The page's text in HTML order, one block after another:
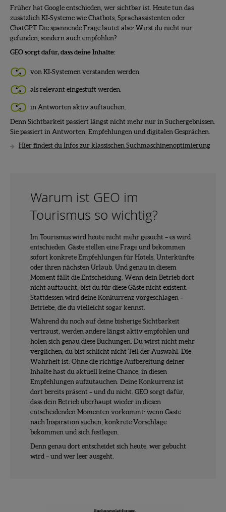
Früher hat Google entschieden, wer sichtbar ist. Heute tun das
zusätzlich KI-Systeme wie Chatbots, Sprachassistenten oder
ChatGPT. Die spannende Frage lautet also: Wirst du nicht nur
gefunden, sondern auch empfohlen?
GEO sorgt dafür, dass deine Inhalte:
von KI-Systemen verstanden werden.
als relevant eingestuft werden.
in Antworten aktiv auftauchen.
Denn Sichtbarkeit passiert längst nicht mehr nur in Suchergebnissen.
Sie passiert in Antworten, Empfehlungen und digitalen Gesprächen.
Hier findest du Infos zur klassischen Suchmaschinenoptimierung
Warum ist GEO im
Tourismus so wichtig?
Im Tourismus wird heute nicht mehr gesucht – es wird
entschieden. Gäste stellen eine Frage und bekommen
sofort konkrete Empfehlungen für Hotels, Unterkünfte
oder ihren nächsten Urlaub. Und genau in diesem
Moment fällt die Entscheidung. Wenn dein Betrieb dort
nicht auftaucht, bist du für diese Gäste nicht existent.
Stattdessen wird deine Konkurrenz vorgeschlagen –
Betriebe, die du vielleicht sogar kennst.
Während du noch auf deine bisherige Sichtbarkeit
vertraust, werden andere längst aktiv empfohlen und
holen sich genau diese Buchungen. Du wirst nicht mehr
verglichen, du bist schlicht nicht Teil der Auswahl. Die
Wahrheit ist: Ohne die richtige Aufbereitung deiner
Inhalte hast du aktuell keine Chance, in diesen
Empfehlungen aufzutauchen. Deine Konkurrenz ist
dort bereits präsent – und du nicht. GEO sorgt dafür,
dass dein Betrieb überhaupt wieder in diesen
entscheidenden Momenten vorkommt: wenn Gäste
nach Inspiration suchen, konkrete Vorschläge
bekommen und sich festlegen.
Denn genau dort entscheidet sich heute, wer gebucht
wird – und wer leer ausgeht.